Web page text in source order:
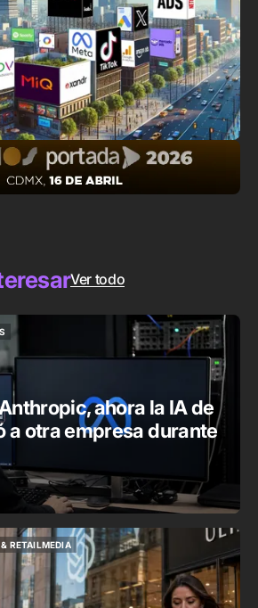
Ver todo
ahora la IA de
a otra empresa durante
RETAILMEDIA
& RETAILMEDIA